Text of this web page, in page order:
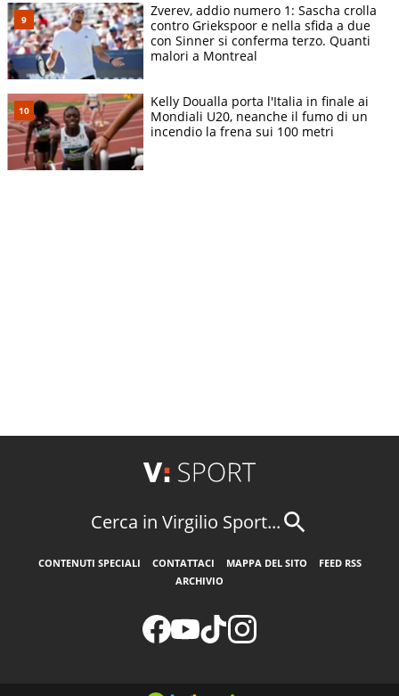
Zverev, addio numero 1: Sascha crolla
contro Griekspoor e nella sfida a due
con Sinner si conferma terzo. Quanti
malori a Montreal
Kelly Doualla porta l'Italia in finale ai
Mondiali U20, neanche il fumo di un
incendio la frena sui 100 metri
Cerca in Virgilio Sport...
CONTENUTI SPECIALI CONTATTACI MAPPA DEL SITO
FEED RSS
ARCHIVIO